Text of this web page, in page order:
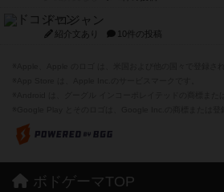
ドコジャン
紹介文あり 10件の投稿
ボドゲーマTOP